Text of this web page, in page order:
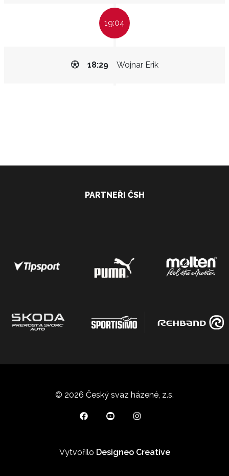
19:04
Wojnar Erik
18:29
PARTNEŘI ČSH
© 2026 Český svaz házené, z.s.
Vytvořilo Designeo Creative